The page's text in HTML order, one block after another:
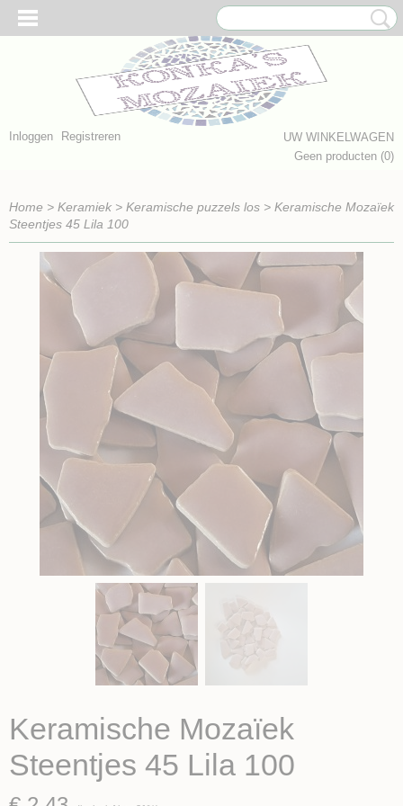
Inloggen Registreren
UW WINKELWAGEN
Geen producten (0)
Home > Keramiek > Keramische puzzels los > Keramische Mozaïek
Steentjes 45 Lila 100
Keramische Mozaïek
Steentjes 45 Lila 100